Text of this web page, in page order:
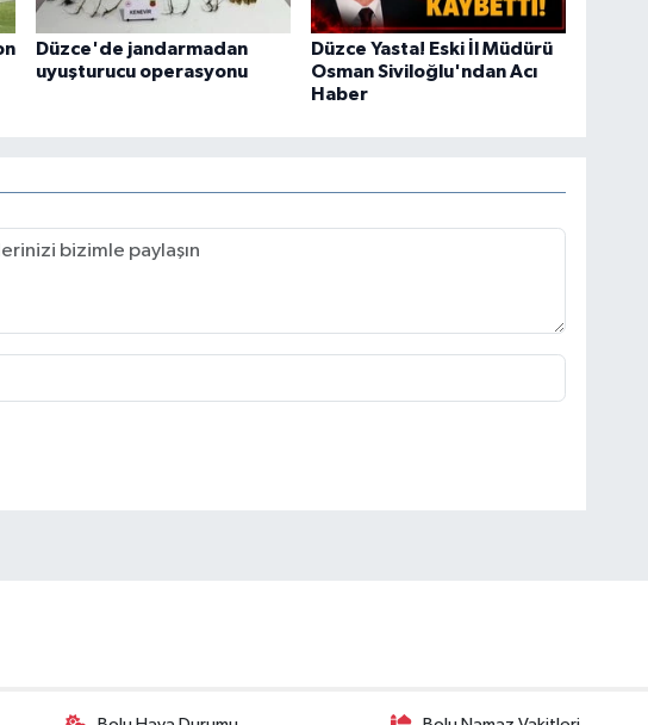
Düzce'de jandarmadan
uyuşturucu operasyonu
Düzce Yasta! Eski İl Müdürü
Osman Siviloğlu'ndan Acı
Haber